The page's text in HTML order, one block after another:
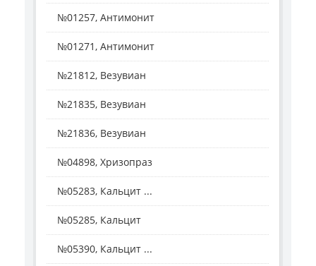
№01257, Антимонит
№01271, Антимонит
№21812, Везувиан
№21835, Везувиан
№21836, Везувиан
№04898, Хризопраз
№05283, Кальцит ...
№05285, Кальцит
№05390, Кальцит ...